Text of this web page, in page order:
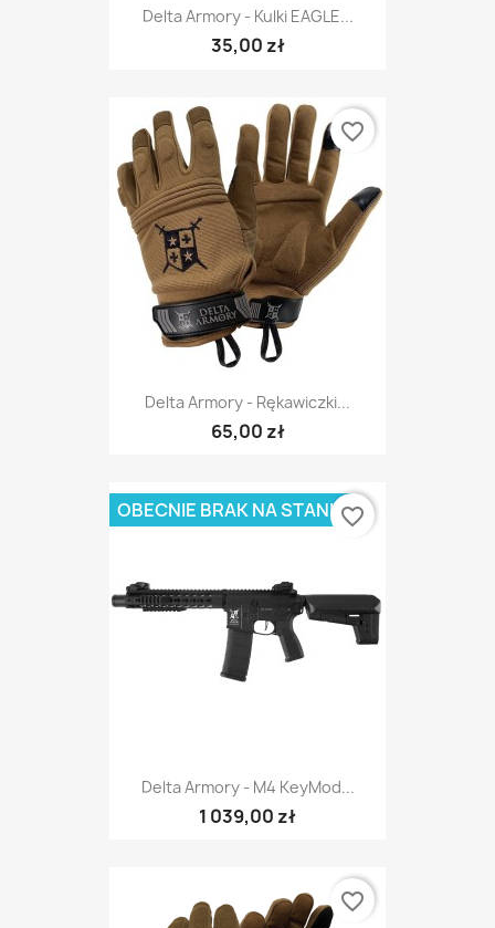
Delta Armory - Kulki EAGLE...
35,00 zł
Delta Armory - Rękawiczki...
65,00 zł
favorite_border
Delta Armory - M4 KeyMod...
1 039,00 zł
OBECNIE BRAK NA STANIEfavorite_border
favorite_border